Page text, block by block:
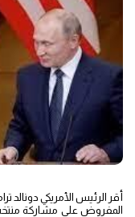
المفروض على مشاركة